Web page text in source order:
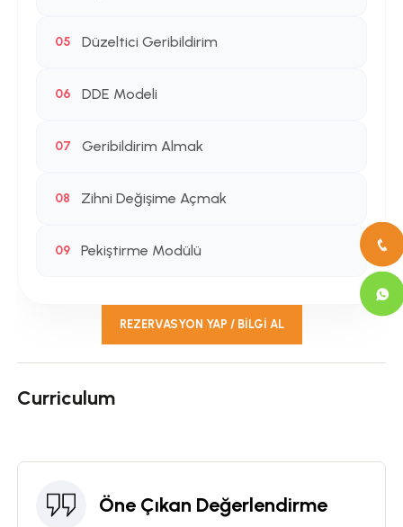
05 Düzeltici Geribildirim
06 DDE Modeli
07 Geribildirim Almak
08 Zihni Değişime Açmak
09 Pekiştirme Modülü
REZERVASYON YAP / BILGI AL
Curriculum
Öne Çıkan Değerlendirme